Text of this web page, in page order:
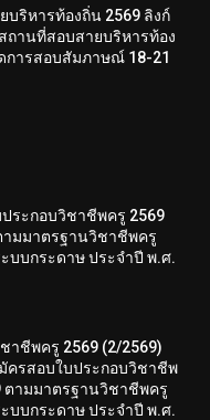
ริหารท้องถิ่น 2569 ลิงก์
ถานที่สอบสายบริหารท้อง
การสอบสัมภาษณ์ 18-21
ระกอบวิชาชีพครู 2569
ามมาตรฐานวิชาชีพครู
บบกระดาษ ประจำปี พ.ศ.
าชีพครู 2569 (2/2569)
ครสอบใบประกอบวิชาชีพ
ตามมาตรฐานวิชาชีพครู
บบกระดาษ ประจำปี พ.ศ.